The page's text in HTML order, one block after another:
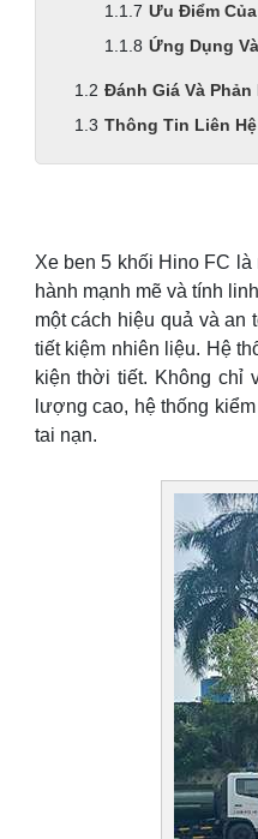
Ưu Điểm
Ứng Dụng
Đánh Giá Và
Thông Tin Liên
Xe ben 5 khối Hino FC
hành mạnh mẽ và tính
một cách hiệu quả và
tiết kiệm nhiên liệu. Hệ
kiện thời tiết. Không chỉ
lượng cao, hệ thống
tai nạn.